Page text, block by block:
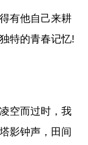
有他自己来耕
特的青春记忆!
空而过时，我
影钟声，田间